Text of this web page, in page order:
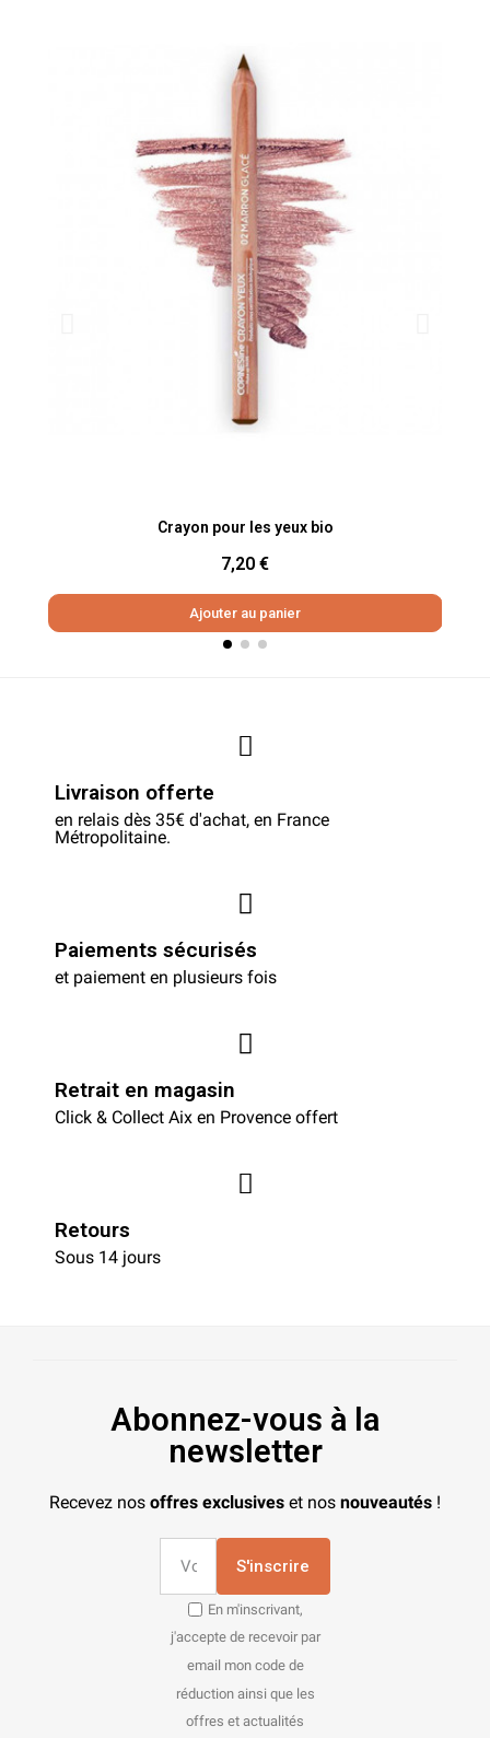
Aperçu rapide
Crayon pour les yeux bio
7,20 €
Ajouter au panier
Livraison offerte
en relais dès 35€ d'achat, en France
Métropolitaine.
Paiements sécurisés
et paiement en plusieurs fois
Retrait en magasin
Click & Collect Aix en Provence offert
Retours
Sous 14 jours
Abonnez-vous à la
newsletter
Recevez nos offres exclusives et nos nouveautés !
S'inscrire
En m'inscrivant,
j'accepte de recevoir par
email mon code de
réduction ainsi que les
offres et actualités